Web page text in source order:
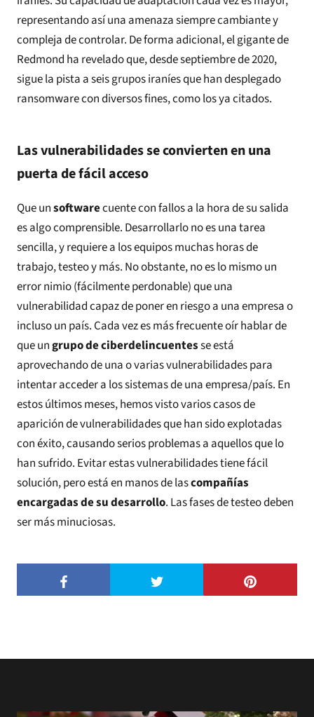
representando así una amenaza siempre cambiante y
compleja de controlar. De forma adicional, el gigante de
Redmond ha revelado que, desde septiembre de 2020,
sigue la pista a seis grupos iraníes que han desplegado
ransomware con diversos fines, como los ya citados.
Las vulnerabilidades se convierten en una
puerta de fácil acceso
Que unsoftwarecuente con fallos a la hora de su salida
es algo comprensible. Desarrollarlo no es una tarea
sencilla, y requiere a los equipos muchas horas de
trabajo, testeo y más. No obstante, no es lo mismo un
error nimio (fácilmente perdonable) que una
vulnerabilidad capaz de poner en riesgo a una empresa o
incluso un país. Cada vez es más frecuente oír hablar de
que ungrupo de ciberdelincuentesse está
aprovechando de una o varias vulnerabilidades para
intentar acceder a los sistemas de una empresa/país. En
estos últimos meses, hemos visto varios casos de
aparición de vulnerabilidades que han sido explotadas
con éxito, causando serios problemas a aquellos que lo
han sufrido. Evitar estas vulnerabilidades tiene fácil
solución, pero está en manos de lascompañías
encargadas de su desarrollo. Las fases de testeo deben
ser más minuciosas.